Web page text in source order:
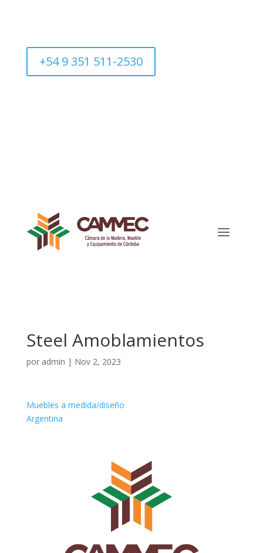
+54 9 351 511-2530
Steel Amoblamientos
por admin | Nov 2, 2023
Muebles a medida/diseño
Argentina